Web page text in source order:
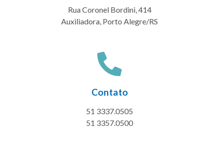
Rua Coronel Bordini, 414
Auxiliadora, Porto Alegre/RS
Contato
51 3337.0505
51 3357.0500